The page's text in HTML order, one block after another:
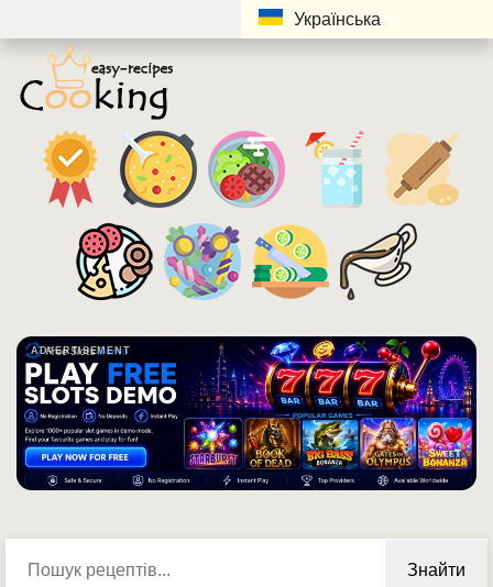
Українська
ADVERTISEMENT
Знайти